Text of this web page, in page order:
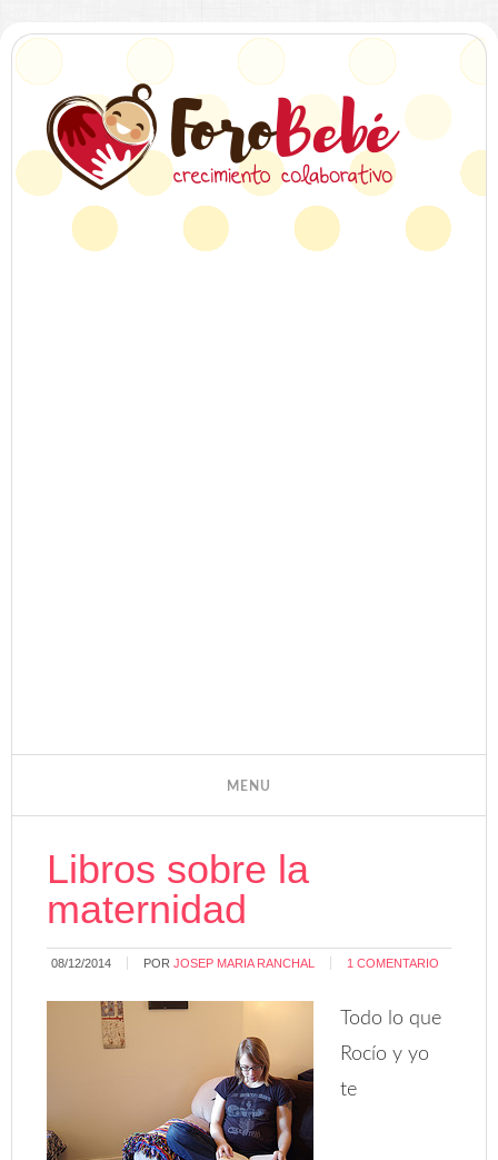
Libros sobre la
maternidad
08/12/2014 PORJOSEP MARIA RANCHAL 1 COMENTARIO
Todo lo que
Rocío y yo
te